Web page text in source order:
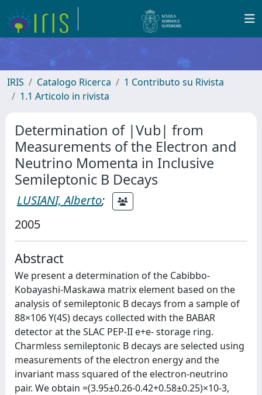
IRIS Catalogo Ricerca
1 Contributo su Rivista
1.1 Articolo in rivista
Determination of |Vub| from
Measurements of the Electron and
Neutrino Momenta in Inclusive
Semileptonic B Decays
LUSIANI, Alberto;
2005
Abstract
We present a determination of the Cabibbo-
Kobayashi-Maskawa matrix element based on the
analysis of semileptonic B decays from a sample of
88×106 Υ(4S) decays collected with the BABAR
detector at the SLAC PEP-II e+e- storage ring.
Charmless semileptonic B decays are selected using
measurements of the electron energy and the
invariant mass squared of the electron-neutrino
pair. We obtain =(3.95±0.26-0.42+0.58±0.25)×10-3,